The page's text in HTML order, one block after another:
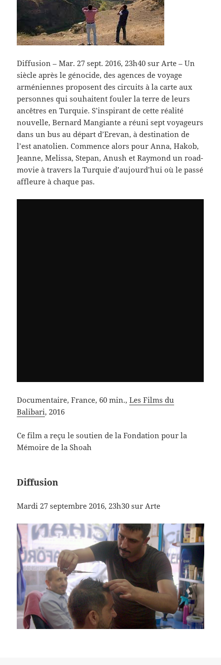
Diffusion – Mar. 27 sept. 2016, 23h40 sur Arte –Un
siècle après le génocide, des agences de voyage
arméniennes proposent des circuits à la carte aux
personnes qui souhaitent fouler la terre de leurs
ancêtres en Turquie. S’inspirant de cette réalité
nouvelle, Bernard Mangiante a réuni sept voyageurs
dans un bus au départ d’Erevan, à destination de
l’est anatolien. Commence alors pour Anna, Hakob,
Jeanne, Melissa, Stepan, Anush et Raymond un road-
movie à travers la Turquie d’aujourd’hui où le passé
affleure à chaque pas.
Documentaire, France, 60 min.,Les Films du
Balibari, 2016
Ce film a reçu le soutien de la Fondation pour la
Mémoire de la Shoah
Diffusion
Mardi 27 septembre 2016, 23h30 sur Arte